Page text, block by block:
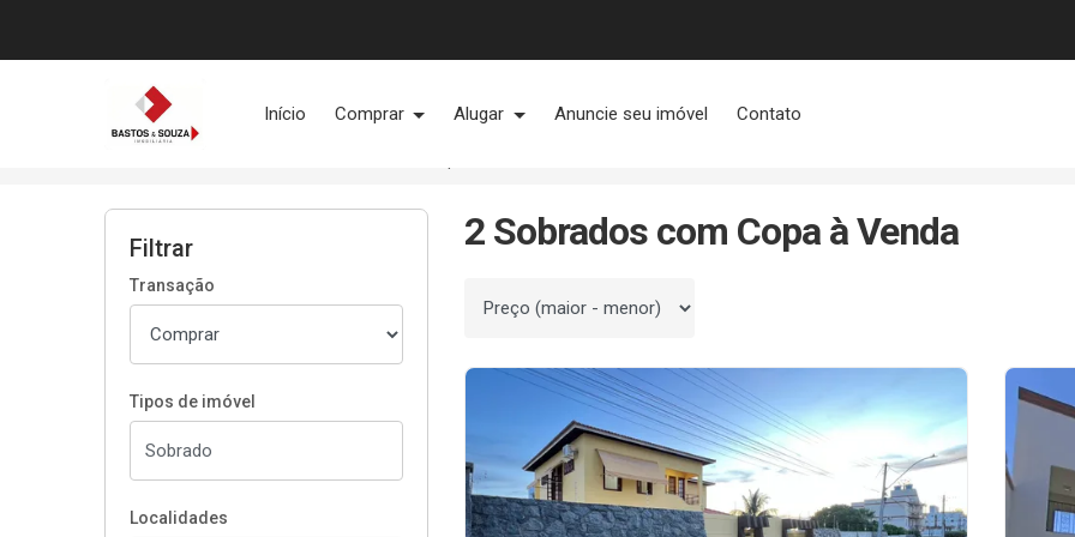
Página inicial
Início Comprar Alugar Anuncie seu imóvel Contato
Filtrar
Transação
Tipos de imóvel
Localidades
2 Sobrados com Copa à Venda
Ordenar por